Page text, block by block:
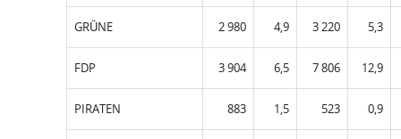
GRÜNE 2 980 4,9 3 220 5,3
FDP 3 904 6,5 7 806 12,9
PIRATEN 883 1,5 523 0,9